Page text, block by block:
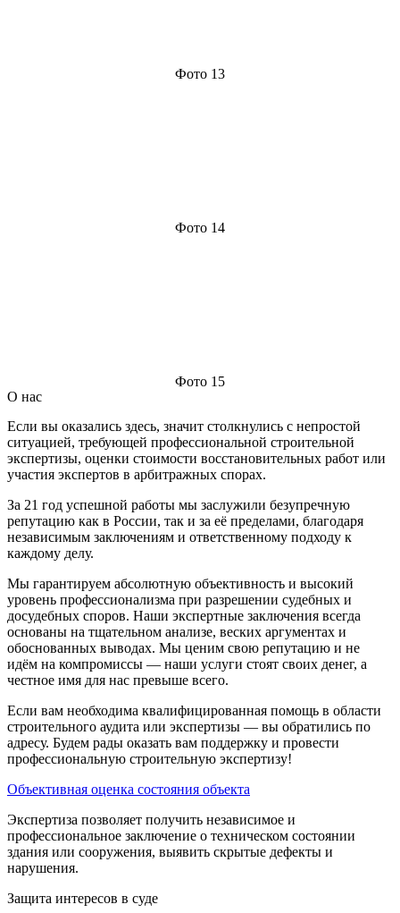
Фото 13
Фото 14
Фото 15
О нас
Если вы оказались здесь, значит столкнулись с непростой
ситуацией, требующей профессиональной строительной
экспертизы, оценки стоимости восстановительных работ или
участия экспертов в арбитражных спорах.
За 21 год успешной работы мы заслужили безупречную
репутацию как в России, так и за её пределами, благодаря
независимым заключениям и ответственному подходу к
каждому делу.
Мы гарантируем абсолютную объективность и высокий
уровень профессионализма при разрешении судебных и
досудебных споров. Наши экспертные заключения всегда
основаны на тщательном анализе, веских аргументах и
обоснованных выводах. Мы ценим свою репутацию и не
идём на компромиссы — наши услуги стоят своих денег, а
честное имя для нас превыше всего.
Если вам необходима квалифицированная помощь в области
строительного аудита или экспертизы — вы обратились по
адресу. Будем рады оказать вам поддержку и провести
профессиональную строительную экспертизу!
Объективная оценка состояния объекта
Экспертиза позволяет получить независимое и
профессиональное заключение о техническом состоянии
здания или сооружения, выявить скрытые дефекты и
нарушения.
Защита интересов в суде